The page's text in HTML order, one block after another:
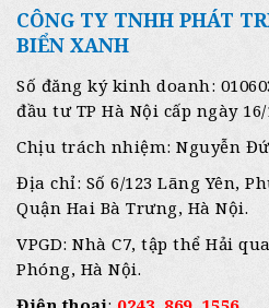
CÔNG TY TNHH PHÁT
BIỂN XANH
Số đăng ký kinh doanh:
đầu tư TP Hà Nội cấp ngày 16/
Chịu trách nhiệm: Nguyễn
Địa chỉ: Số 6/123 Lãng Yên,
Quận Hai Bà Trưng, Hà Nội.
VPGD: Nhà C7, tập thể Hải
Phóng, Hà Nội.